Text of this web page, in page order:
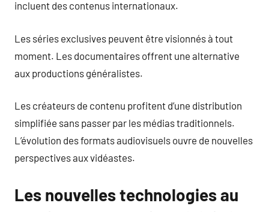
incluent des contenus internationaux.
Les séries exclusives peuvent être visionnés à tout
moment. Les documentaires offrent une alternative
aux productions généralistes.
Les créateurs de contenu profitent d’une distribution
simplifiée sans passer par les médias traditionnels.
L’évolution des formats audiovisuels ouvre de nouvelles
perspectives aux vidéastes.
Les nouvelles technologies au